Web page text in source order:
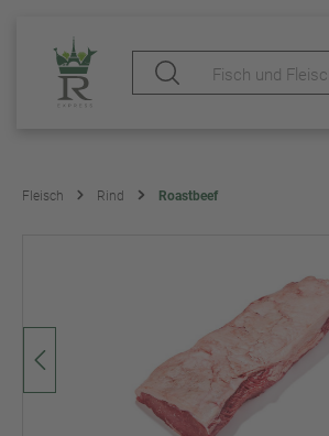
Fleisch Rind Roastbeef